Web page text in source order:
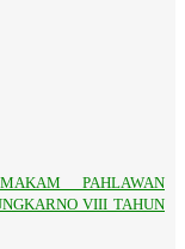
PAHLAWAN
VIII TAHUN